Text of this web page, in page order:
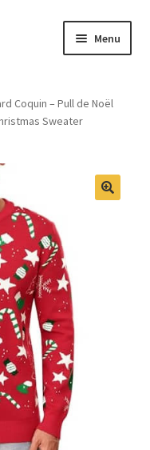
Menu
Coquin – Pull de Noël
Sweater